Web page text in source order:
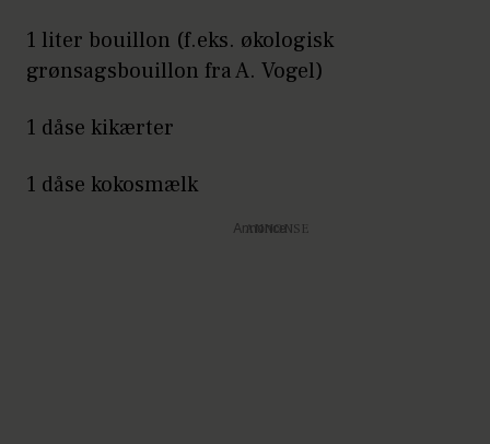
1 liter bouillon (f.eks. økologisk
grønsagsbouillon fra A. Vogel)
1 dåse kikærter
1 dåse kokosmælk
Annonce